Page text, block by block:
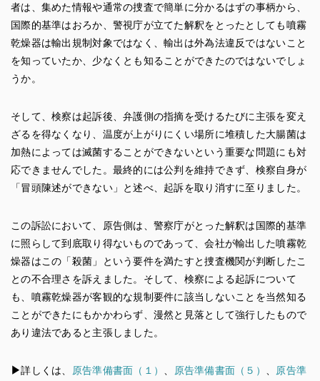
者は、集めた情報や通常の捜査で簡単に分かるはずの事柄から、
国際的基準はおろか、警視庁が立てた解釈をとったとしても噴霧
乾燥器は輸出規制対象ではなく、輸出は外為法違反ではないこと
を知っていたか、少なくとも知ることができたのではないでしょ
うか。
そして、検察は起訴後、弁護側の指摘を受けるたびに主張を変え
ざるを得なくなり、温度が上がりにくい場所に堆積した大腸菌は
加熱によっては滅菌することができないという重要な問題にも対
応できませんでした。最終的には公判を維持できず、検察自身が
「冒頭陳述ができない」と述べ、起訴を取り消すに至りました。
この訴訟において、原告側は、警察庁がとった解釈は国際的基準
に照らして到底取り得ないものであって、会社が輸出した噴霧乾
燥器はこの「殺菌」という要件を満たすと捜査機関が判断したこ
との不合理さを訴えました。そして、検察による起訴について
も、噴霧乾燥器が客観的な規制要件に該当しないことを当然知る
ことができたにもかかわらず、漫然と見落として強行したもので
あり違法であると主張しました。
▶︎詳しくは、 原告準備書面（１） 原告準備書面（５）
原告準